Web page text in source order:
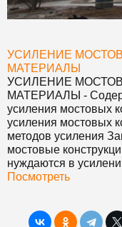
УСИЛЕНИЕ
МАТЕРИАЛЫ
УСИЛЕНИЕ
МАТЕРИАЛЫ -
усиления мостовых
усиления мостовых
методов усиления
мостовые
нуждаются в
Посмотреть